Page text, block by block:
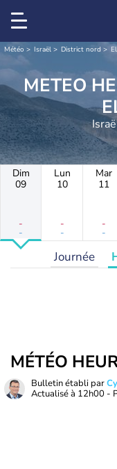
Météo Israël District nord
METEO
Dim
09
-
-
Lun
10
-
-
Mar
11
-
-
Journée
MÉTÉO
Bulletin établi par
Actualisé à 12h00 -